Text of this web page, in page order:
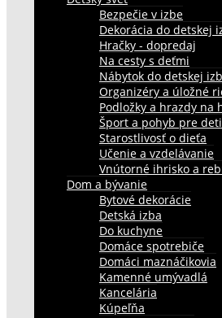
Bezpečie v izbe
Dekorácia do detskej
Hračky - dopredaj
Na cesty s deťmi
Nábytok do detskej
Organizéry a úložné
Podložky a hrazdy na
Šport a pohyb pre deti
Starostlivosť o dieťa
Učenie a vzdelávanie
Vnútorné ihrisko a
Dom a bývanie
Bytové dekorácie
Detská izba
Do kuchyne
Domáce spotrebiče
Domáci maznáčikovia
Kamenné umývadlá
Kancelária
Kúpeľňa